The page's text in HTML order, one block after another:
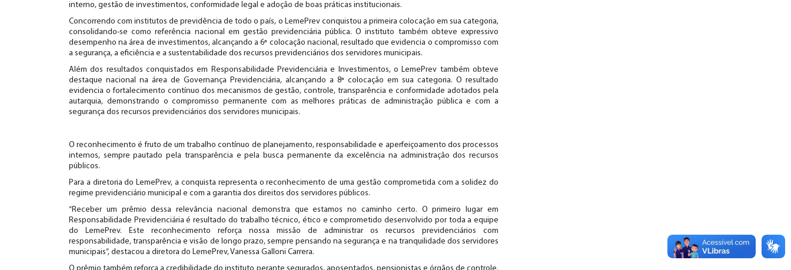
interno, gestão de investimentos, conformidade legal e adoção de boas práticas institucionais.
Concorrendo com institutos de previdência de todo o país, o LemePrev conquistou a primeira colocação em sua categoria,
consolidando-se como referência nacional em gestão previdenciária pública. O instituto também obteve expressivo
desempenho na área de investimentos, alcançando a 6ª colocação nacional, resultado que evidencia o compromisso com
a segurança, a eficiência e a sustentabilidade dos recursos previdenciários dos servidores municipais.
Além dos resultados conquistados em Responsabilidade Previdenciária e Investimentos, o LemePrev também obteve
destaque nacional na área de Governança Previdenciária, alcançando a 8ª colocação em sua categoria. O resultado
evidencia o fortalecimento contínuo dos mecanismos de gestão, controle, transparência e conformidade adotados pela
autarquia, demonstrando o compromisso permanente com as melhores práticas de administração pública e com a
segurança dos recursos previdenciários dos servidores municipais.
O reconhecimento é fruto de um trabalho contínuo de planejamento, responsabilidade e aperfeiçoamento dos processos
internos, sempre pautado pela transparência e pela busca permanente da excelência na administração dos recursos
públicos.
Para a diretoria do LemePrev, a conquista representa o reconhecimento de uma gestão comprometida com a solidez do
regime previdenciário municipal e com a garantia dos direitos dos servidores públicos.
“Receber um prêmio dessa relevância nacional demonstra que estamos no caminho certo. O primeiro lugar em
Responsabilidade Previdenciária é resultado do trabalho técnico, ético e comprometido desenvolvido por toda a equipe
do LemePrev. Este reconhecimento reforça nossa missão de administrar os recursos previdenciários com
responsabilidade, transparência e visão de longo prazo, sempre pensando na segurança e na tranquilidade dos servidores
municipais”, destacou a diretora do LemePrev, Vanessa Galloni Carrera.